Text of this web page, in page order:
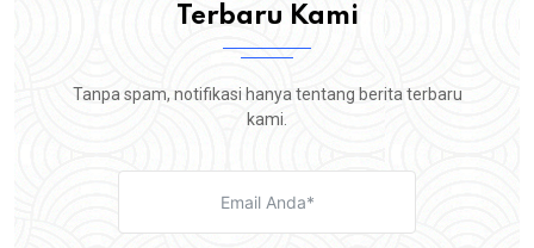
Terbaru Kami
Tanpa spam, notifikasi hanya tentang berita terbaru
kami.